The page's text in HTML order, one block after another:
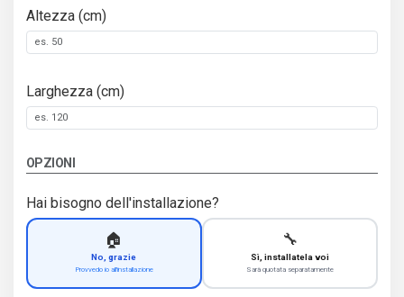
Altezza (cm)
Larghezza (cm)
OPZIONI
Hai bisogno dell'installazione?
🏠
No, grazie
Provvedo io all'installazione
🔧
Sì, installatela voi
Sarà quotata separatamente